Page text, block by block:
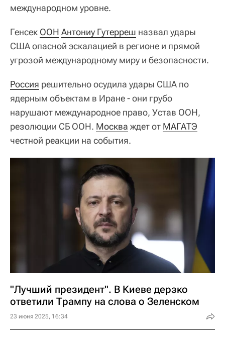
международном уровне.
Генсек ООН Антониу Гутерреш назвал удары
США опасной эскалацией в регионе и прямой
угрозой международному миру и безопасности.
Россия решительно осудила удары США по
ядерным объектам в Иране - они грубо
нарушают международное право, Устав ООН,
резолюции СБ ООН. Москва ждет от МАГАТЭ
честной реакции на события.
"Лучший президент". В Киеве дерзко
ответили Трампу на слова о Зеленском
23 июня 2025, 16:34